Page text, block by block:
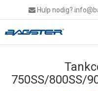
Hulp nodig?
750SS/800SS/